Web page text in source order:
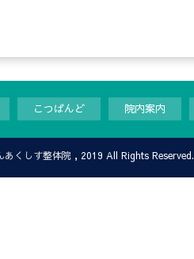
こつばんど 院内案内
あくしす整体院, 2019 All Rights Reserved.